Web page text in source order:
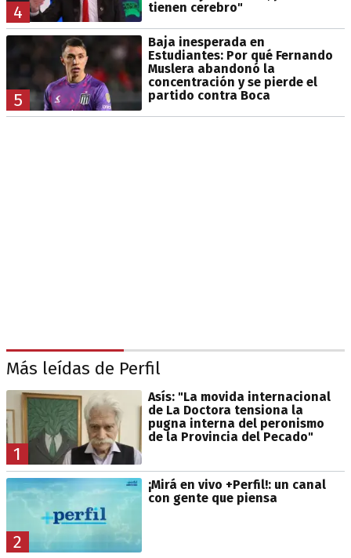
4
tienen cerebro"
5
Baja inesperada en
Estudiantes: Por qué Fernando
Muslera abandonó la
concentración y se pierde el
partido contra Boca
Más leídas de Perfil
1
Asís: "La movida internacional
de La Doctora tensiona la
pugna interna del peronismo
de la Provincia del Pecado"
2
¡Mirá en vivo +Perfil!: un canal
con gente que piensa